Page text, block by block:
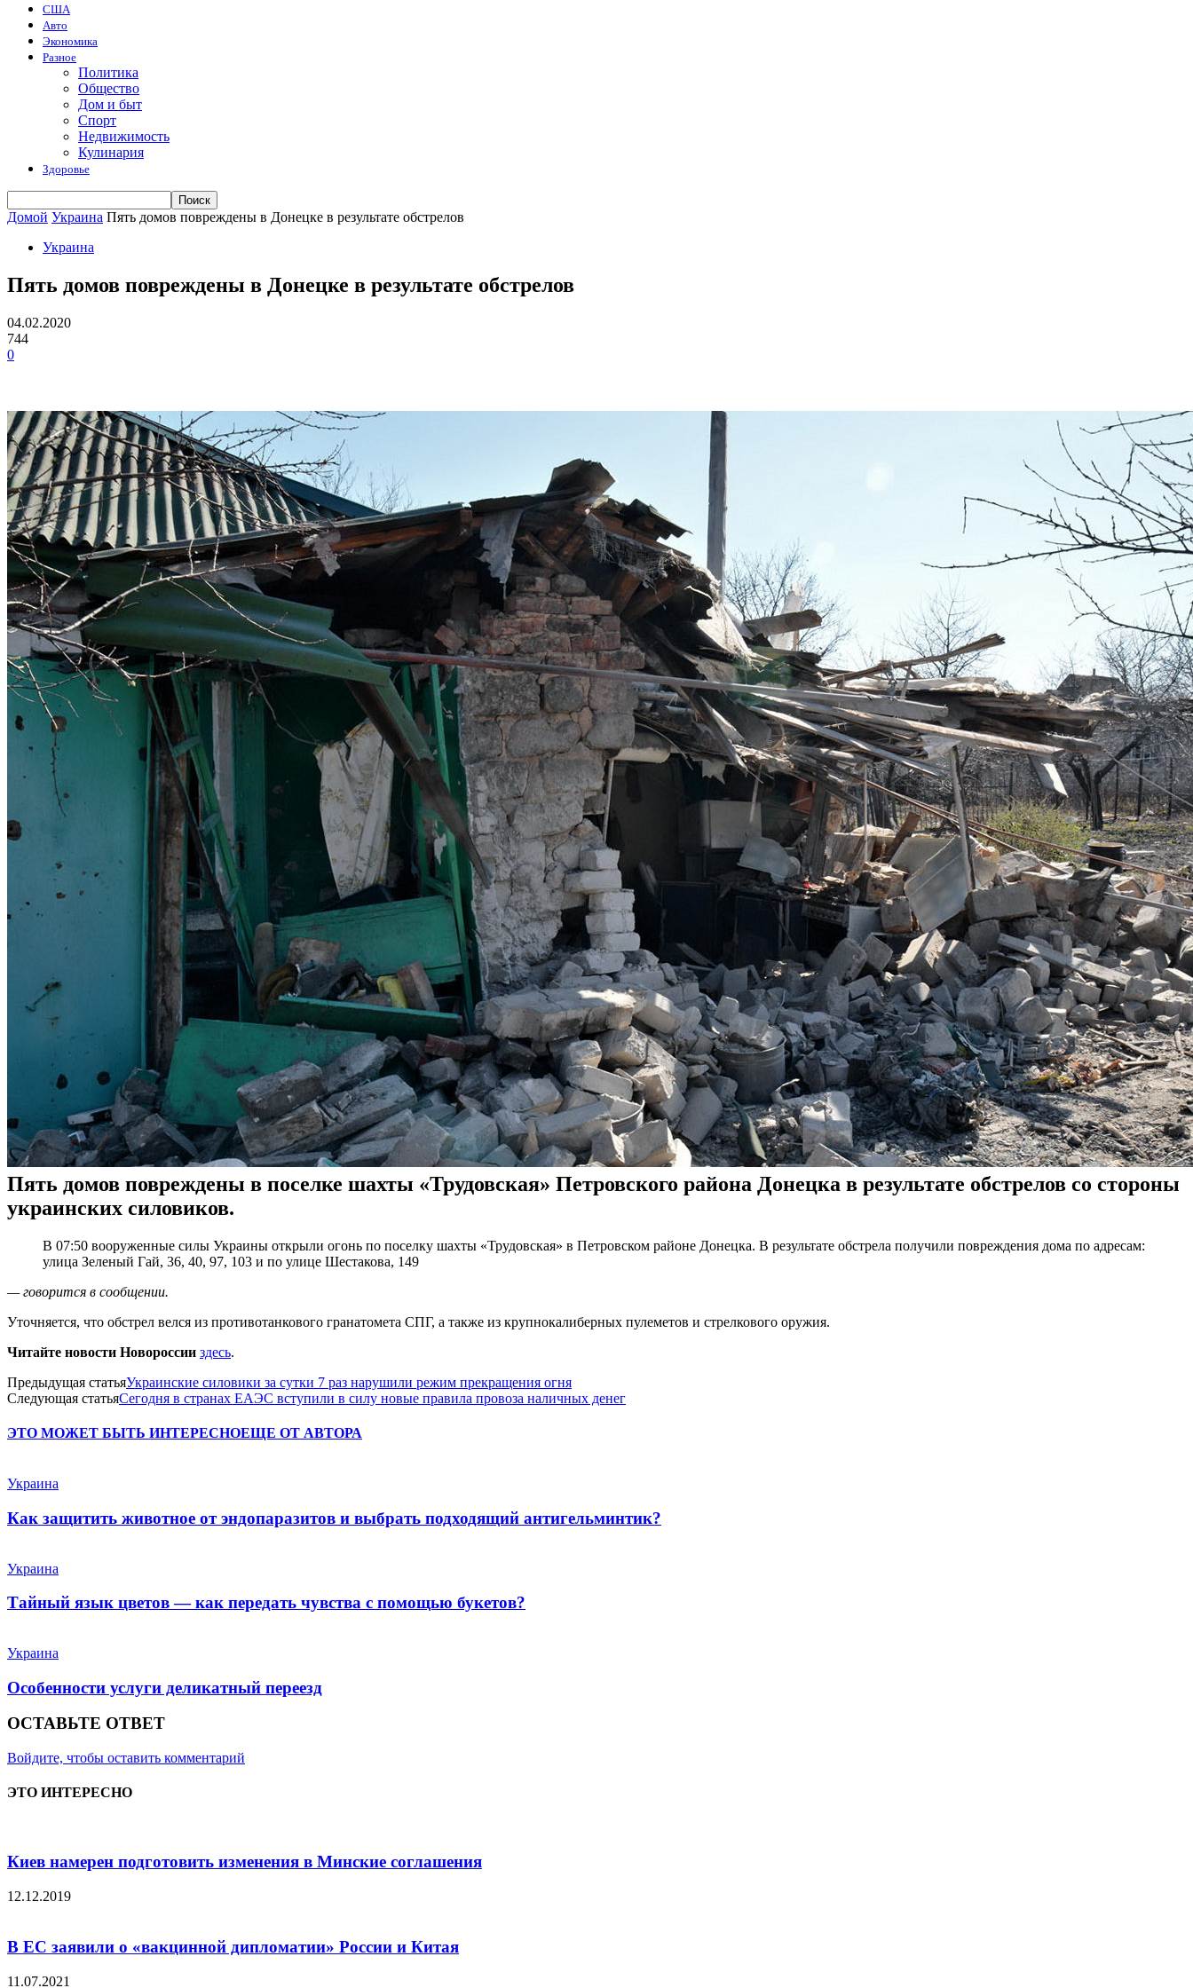
США
Авто
Экономика
Разное
Политика
Общество
Дом и быт
Спорт
Недвижимость
Кулинария
Здоровье
Домой Украина Пять домов повреждены в Донецке в результате обстрелов
Украина
Пять домов повреждены в Донецке в результате обстрелов
04.02.2020
744
0
Пять домов повреждены в поселке шахты «Трудовская» Петровского района Донецка в результате обстрелов со стороны
украинских силовиков.
В 07:50 вооруженные силы Украины открыли огонь по поселку шахты «Трудовская» в Петровском районе Донецка. В результате обстрела получили повреждения дома по адресам:
улица Зеленый Гай, 36, 40, 97, 103 и по улице Шестакова, 149
— говорится в сообщении.
Уточняется, что обстрел велся из противотанкового гранатомета СПГ, а также из крупнокалиберных пулеметов и стрелкового оружия.
Читайте новости Новороссии здесь.
Предыдущая статьяУкраинские силовики за сутки 7 раз нарушили режим прекращения огня
Следующая статьяСегодня в странах ЕАЭС вступили в силу новые правила провоза наличных денег
ЭТО МОЖЕТ БЫТЬ ИНТЕРЕСНОЕЩЕ ОТ АВТОРА
Украина
Как защитить животное от эндопаразитов и выбрать подходящий антигельминтик?
Украина
Тайный язык цветов — как передать чувства с помощью букетов?
Украина
Особенности услуги деликатный переезд
ОСТАВЬТЕ ОТВЕТ
Войдите, чтобы оставить комментарий
ЭТО ИНТЕРЕСНО
Киев намерен подготовить изменения в Минские соглашения
12.12.2019
В ЕС заявили о «вакцинной дипломатии» России и Китая
11.07.2021